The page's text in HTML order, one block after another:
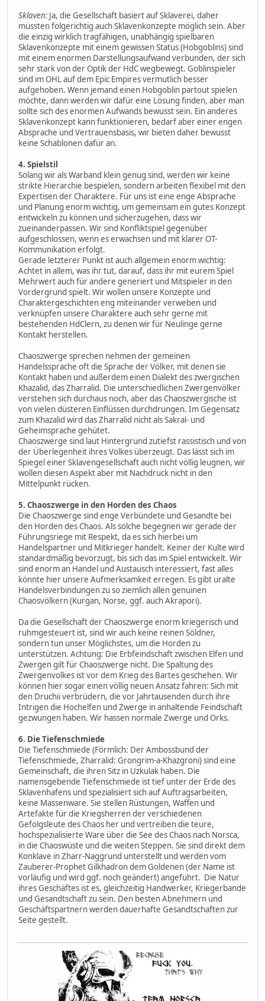
Sklaven: Ja, die Gesellschaft basiert auf Sklaverei, daher
müssten folgerichtig auch Sklavenkonzepte möglich sein. Aber
die einzig wirklich tragfähigen, unabhängig spielbaren
Sklavenkonzepte mit einem gewissen Status (Hobgoblins) sind
mit einem enormen Darstellungsaufwand verbunden, der sich
sehr stark von der Optik der HdC wegbewegt. Goblinspieler
sind im OHL auf dem Epic Empires vermutlich besser
aufgehoben. Wenn jemand einen Hobgoblin partout spielen
möchte, dann werden wir dafür eine Lösung finden, aber man
sollte sich des enormen Aufwands bewusst sein. Ein anderes
Sklavenkonzept kann funktionieren, bedarf aber einer engen
Absprache und Vertrauensbasis, wir bieten daher bewusst
keine Schablonen dafür an.
4. Spielstil
Solang wir als Warband klein genug sind, werden wir keine
strikte Hierarchie bespielen, sondern arbeiten flexibel mit den
Expertisen der Charaktere. Für uns ist eine enge Absprache
und Planung enorm wichtig, um gemeinsam ein gutes Konzept
entwickeln zu können und sicherzugehen, dass wir
zueinanderpassen. Wir sind Konfliktspiel gegenüber
aufgeschlossen, wenn es erwachsen und mit klarer OT-
Kommunikation erfolgt.
Gerade letzterer Punkt ist auch allgemein enorm wichtig:
Achtet in allem, was ihr tut, darauf, dass ihr mit eurem Spiel
Mehrwert auch für andere generiert und Mitspieler in den
Vordergrund spielt. Wir wollen unsere Konzepte und
Charaktergeschichten eng miteinander verweben und
verknüpfen unsere Charaktere auch sehr gerne mit
bestehenden HdClern, zu denen wir für Neulinge gerne
Kontakt herstellen.
Chaoszwerge sprechen nehmen der gemeinen
Handelssprache oft die Sprache der Völker, mit denen sie
Kontakt haben und außerdem einen Dialekt des zwergischen
Khazalid, das Zharralid. Die unterschiedlichen Zwergenvölker
verstehen sich durchaus noch, aber das Chaoszwergische ist
von vielen düsteren Einflüssen durchdrungen. Im Gegensatz
zum Khazalid wird das Zharralid nicht als Sakral- und
Geheimsprache gehütet.
Chaoszwerge sind laut Hintergrund zutiefst rassistisch und von
der Überlegenheit ihres Volkes überzeugt. Das lässt sich im
Spiegel einer Sklavengesellschaft auch nicht völlig leugnen, wir
wollen diesen Aspekt aber mit Nachdruck nicht in den
Mittelpunkt rücken.
5. Chaoszwerge in den Horden des Chaos
Die Chaoszwerge sind enge Verbündete und Gesandte bei
den Horden des Chaos. Als solche begegnen wir gerade der
Führungsriege mit Respekt, da es sich hierbei um
Handelspartner und Mitkrieger handelt. Keiner der Kulte wird
standardmäßig bevorzugt, bis sich das im Spiel entwickelt. Wir
sind enorm an Handel und Austausch interessiert, fast alles
könnte hier unsere Aufmerksamkeit erregen. Es gibt uralte
Handelsverbindungen zu so ziemlich allen genuinen
Chaosvölkern (Kurgan, Norse, ggf. auch Akrapori).
Da die Gesellschaft der Chaoszwerge enorm kriegerisch und
ruhmgesteuert ist, sind wir auch keine reinen Söldner,
sondern tun unser Möglichstes, um die Horden zu
unterstützen. Achtung: Die Erbfeindschaft zwischen Elfen und
Zwergen gilt für Chaoszwerge nicht. Die Spaltung des
Zwergenvolkes ist vor dem Krieg des Bartes geschehen. Wir
können hier sogar einen völlig neuen Ansatz fahren: Sich mit
den Druchii verbrüdern, die vor Jahrtausenden durch ihre
Intrigen die Hochelfen und Zwerge in anhaltende Feindschaft
gezwungen haben. Wir hassen normale Zwerge und Orks.
6. Die Tiefenschmiede
Die Tiefenschmiede (Förmlich: Der Ambossbund der
Tiefenschmiede, Zharralid: Grongrim-a-Khazgroni) sind eine
Gemeinschaft, die ihren Sitz in Uzkulak haben. Die
namensgebende Tiefenschmiede ist tief unter der Erde des
Sklavenhafens und spezialisiert sich auf Auftragsarbeiten,
keine Massenware. Sie stellen Rüstungen, Waffen und
Artefakte für die Kriegsherren der verschiedenen
Gefolgsleute des Chaos her und vertreiben die teure,
hochspezialisierte Ware über die See des Chaos nach Norsca,
in die Chaoswüste und die weiten Steppen. Sie sind direkt dem
Konklave in Zharr-Naggrund unterstellt und werden vom
Zauberer-Prophet Gilkhadron dem Goldenen (der Name ist
vorläufig und wird ggf. noch geändert) angeführt. Die Natur
ihres Geschäftes ist es, gleichzeitig Handwerker, Kriegerbande
und Gesandtschaft zu sein. Den besten Abnehmern und
Geschäftspartnern werden dauerhafte Gesandtschaften zur
Seite gestellt.